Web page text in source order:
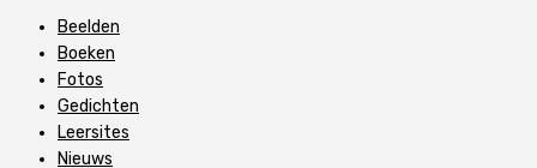
Beelden
Boeken
Fotos
Gedichten
Leersites
Nieuws